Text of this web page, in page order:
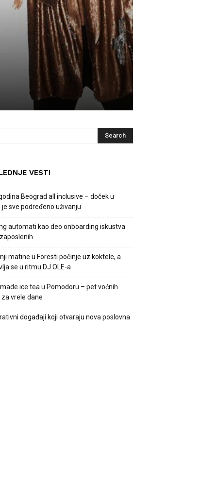
VESTI
Beograd all inclusive – doček u
je sve podređeno uživanju
automati kao deo onboarding iskustva
matine u Foresti počinje uz koktele, a
se u ritmu DJ OLE-a
ice tea u Pomodoru – pet voćnih
vrele dane
događaji koji otvaraju nova poslovna